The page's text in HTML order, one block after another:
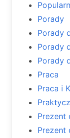
Porady
Porady
Porady
Porady
Praca
Praca i
Prezent
Prezent